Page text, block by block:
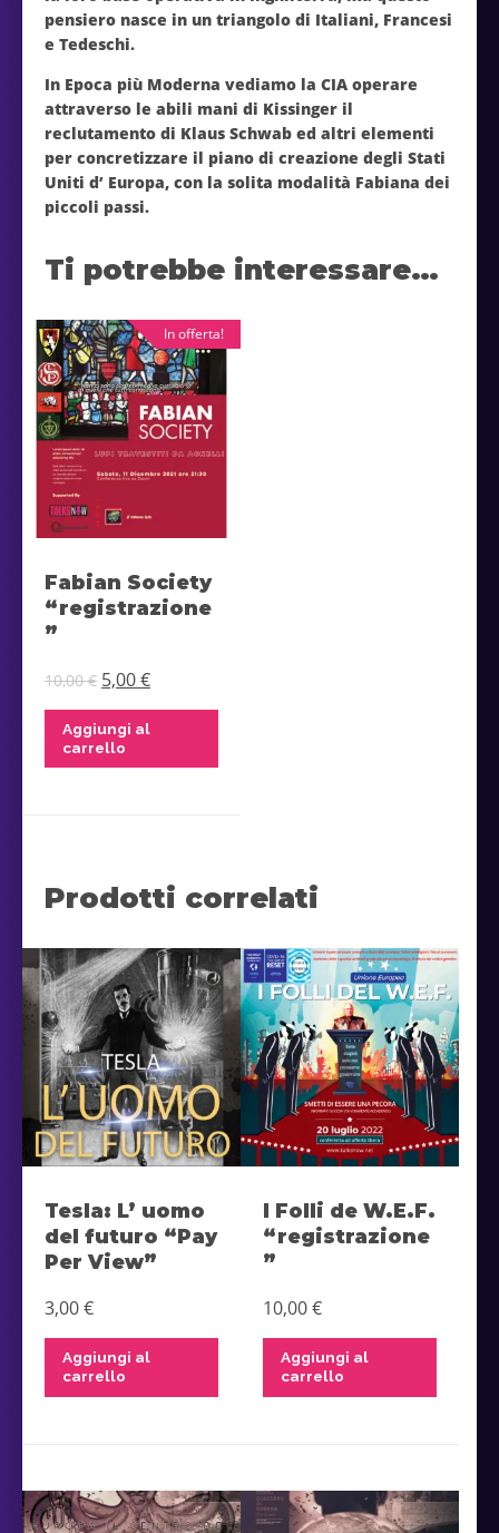
pensiero nasce in un triangolo di Italiani, Francesi
e Tedeschi.
In Epoca più Moderna vediamo la CIA operare
attraverso le abili mani di Kissinger il
reclutamento di Klaus Schwab ed altri elementi
per concretizzare il piano di creazione degli Stati
Uniti d’ Europa, con la solita modalità Fabiana dei
piccoli passi.
Ti potrebbe interessare…
In offerta!
Fabian Society
“registrazione
”
10,00€ Il
prezzo
originale
era:
5,00€Il
prezzo
attuale
è:
Aggiungi al
carrello
Prodotti correlati
Tesla: L’ uomo
del futuro “Pay
Per View”
3,00€
Aggiungi al
carrello
I Folli de W.E.F.
“registrazione
”
10,00€
Aggiungi al
carrello